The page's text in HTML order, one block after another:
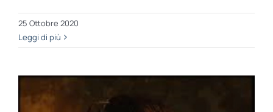
25 Ottobre 2020
Leggi di più